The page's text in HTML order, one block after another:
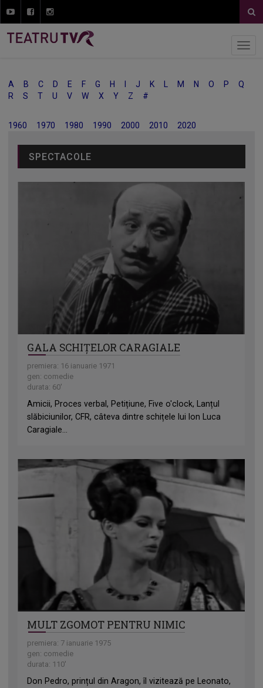
A B C D E F G H J K M N O P
Q
R
S T U V W X Y Z #
1960 1970 1980 1990 2000 2010 2020
SPECTACOLE
GALA SCHIȚELOR CARAGIALE
premiera: 16 ianuarie 1971
gen: comedie
durata: 60'
Amicii, Proces verbal, Petițiune, Five o'clock, Lanțul
slăbiciunilor, CFR, câteva dintre schițele lui Ion Luca
Caragiale...
MULT ZGOMOT PENTRU NIMIC
premiera: 7 ianuarie 1975
gen: comedie
durata: 110'
Don Pedro, prințul din Aragon, îl vizitează pe Leonato,